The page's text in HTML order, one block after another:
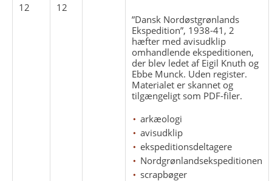
12
12
”Dansk Nordøstgrønlands
Ekspedition”, 1938-41, 2
hæfter med avisudklip
omhandlende ekspeditionen,
der blev ledet af Eigil Knuth og
Ebbe Munck. Uden register.
Materialet er skannet og
tilgængeligt som PDF-filer.
arkæologi
avisudklip
ekspeditionsdeltagere
Nordgrønlandsekspeditionen
scrapbøger